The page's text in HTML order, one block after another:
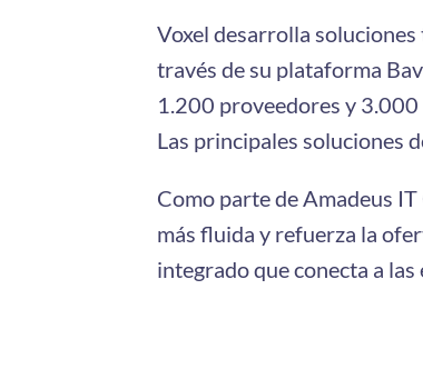
Voxel desarrolla
través de su plataforma
1.200 proveedores y
Las principales soluciones
Como parte de Amadeus
más fluida y refuerza la
integrado que conecta a